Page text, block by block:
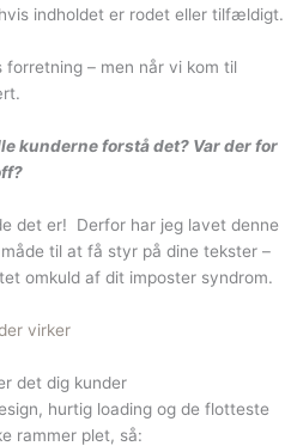
indholdet er rodet eller tilfældigt.
– men når vi kom til
kunderne forstå det? Var der for
det er! Derfor har jeg lavet denne
til at få styr på dine tekster –
omkuld af dit imposter syndrom.
virker
det dig kunder
hurtig loading og de flotteste
rammer plet, så: